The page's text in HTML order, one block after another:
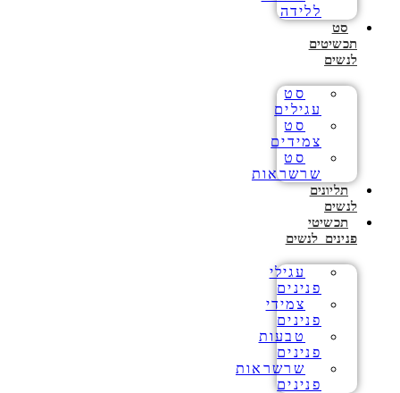
ללידה
סט
תכשיטים
לנשים
סט
עגילים
סט
צמידים
סט
שרשראות
תליונים
לנשים
תכשיטי
פנינים לנשים
עגילי
פנינים
צמידי
פנינים
טבעות
פנינים
שרשראות
פנינים